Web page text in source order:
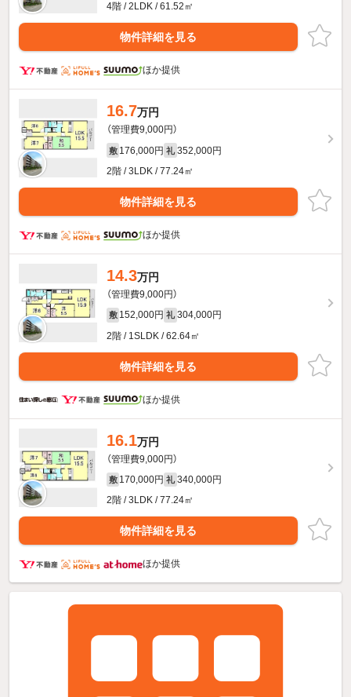
4階 / 2LDK / 61.52㎡
物件詳細を見る
ほか提供
16.7万円
（管理費9,000円）
敷 176,000円 礼 352,000円
2階 / 3LDK / 77.24㎡
物件詳細を見る
ほか提供
14.3万円
（管理費9,000円）
敷 152,000円 礼 304,000円
2階 / 1SLDK / 62.64㎡
物件詳細を見る
ほか提供
16.1万円
（管理費9,000円）
敷 170,000円 礼 340,000円
2階 / 3LDK / 77.24㎡
物件詳細を見る
ほか提供